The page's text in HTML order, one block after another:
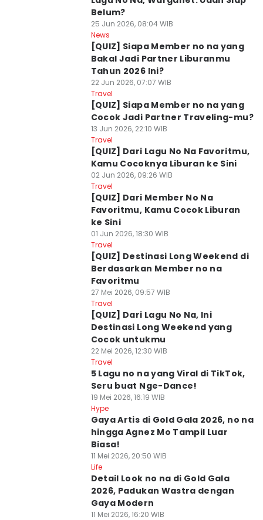
Belum?
25 Jun 2026, 08:04 WIB
News
[QUIZ] Siapa Member no na yang
Bakal Jadi Partner Liburanmu
Tahun 2026 Ini?
22 Jun 2026, 07:07 WIB
Travel
[QUIZ] Siapa Member no na yang
Cocok Jadi Partner Traveling-mu?
13 Jun 2026, 22:10 WIB
Travel
[QUIZ] Dari Lagu No Na Favoritmu,
Kamu Cocoknya Liburan ke Sini
02 Jun 2026, 09:26 WIB
Travel
[QUIZ] Dari Member No Na
Favoritmu, Kamu Cocok Liburan
ke Sini
01 Jun 2026, 18:30 WIB
Travel
[QUIZ] Destinasi Long Weekend di
Berdasarkan Member no na
Favoritmu
27 Mei 2026, 09:57 WIB
Travel
[QUIZ] Dari Lagu No Na, Ini
Destinasi Long Weekend yang
Cocok untukmu
22 Mei 2026, 12:30 WIB
Travel
5 Lagu no na yang Viral di TikTok,
Seru buat Nge-Dance!
19 Mei 2026, 16:19 WIB
Hype
Gaya Artis di Gold Gala 2026, no na
hingga Agnez Mo Tampil Luar
Biasa!
11 Mei 2026, 20:50 WIB
Life
Detail Look no na di Gold Gala
2026, Padukan Wastra dengan
Gaya Modern
11 Mei 2026, 16:20 WIB